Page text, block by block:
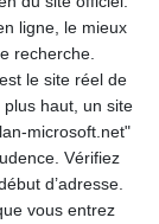
ligne, le mieux
recherche.
le site réel de
plus haut, un site
microsoft.net"
Vérifiez
d’adresse.
vous entrez